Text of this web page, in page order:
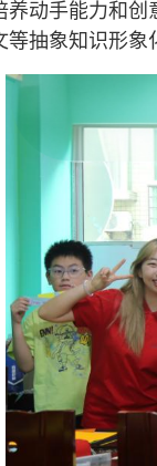
动手能力和
抽象知识形